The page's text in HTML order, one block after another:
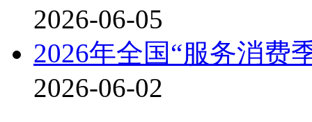
2026-06-05
2026年全国“服务消费
2026-06-02